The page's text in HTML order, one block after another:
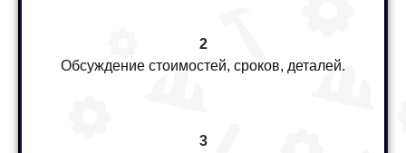
2
Обсуждение стоимостей, сроков, деталей.
3